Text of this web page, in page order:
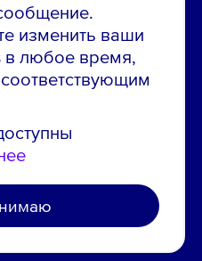
изменить ваши
в любое время,
г. Москва, 1-й
д. 15
cookie
об использовании